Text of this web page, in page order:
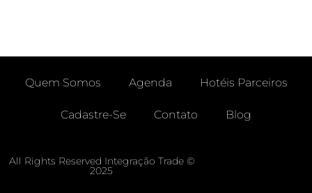
Quem Somos Agenda Hotéis Parceiros
Cadastre-Se Contato Blog
Meus Chamados
All Rights Reserved Integração Trade ©
2025